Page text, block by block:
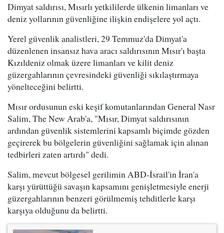
Dimyat saldırısı, Mısırlı yetkililerde ülkenin limanları ve
deniz yollarının güvenliğine ilişkin endişelere yol açtı.
Yerel güvenlik analistleri, 29 Temmuz'da Dimyat'a
düzenlenen insansız hava aracı saldırısının Mısır'ı başta
Kızıldeniz olmak üzere limanları ve kilit deniz
güzergahlarının çevresindeki güvenliği sıkılaştırmaya
yönelteceğini belirtti.
Mısır ordusunun eski keşif komutanlarından General Nasr
Salim, The New Arab'a, "Mısır, Dimyat saldırısının
ardından güvenlik sistemlerini kapsamlı biçimde gözden
geçirerek bu bölgelerin güvenliğini sağlamak için alınan
tedbirleri zaten artırdı" dedi.
Salim, mevcut bölgesel gerilimin ABD-İsrail'in İran'a
karşı yürüttüğü savaşın kapsamını genişletmesiyle enerji
güzergahlarının benzeri görülmemiş tehditlerle karşı
karşıya olduğunu da belirtti.